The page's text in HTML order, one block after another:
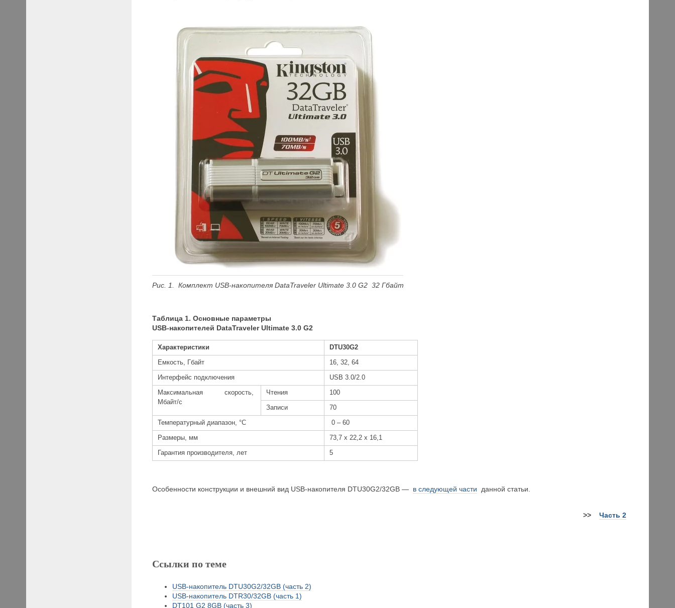
Рис . 1. Комплект USB-накопителя DataTraveler Ultimate 3.0 G2 32 Гбайт
Таблица 1. Основные параметры
USB-накопителей DataTraveler Ultimate 3.0 G2
Характеристики DTU30G2
Емкость, Гбайт 16, 32, 64
Интерфейс подключения USB 3.0/2.0
Максимальная скорость,
Мбайт/с
Чтения 100
Записи 70
Температурный диапазон, °C 0 – 60
Размеры, мм 73,7 х 22,2 х 16,1
Гарантия производителя, лет 5
Особенности конструкции и внешний вид USB-накопителя DTU30G2/32GB— в следующей части данной статьи.
>> Часть 2
Ссылки по теме
USB-накопитель DTU30G2/32GB (часть 2)
USB-накопитель DTR30/32GB (часть 1)
DT101 G2 8GB (часть 3)